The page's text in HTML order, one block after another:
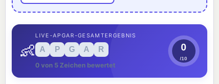
👶
LIVE-APGAR-GESAMTERGEBNIS
A P G A R
0 von 5 Zeichen bewertet
0
/10